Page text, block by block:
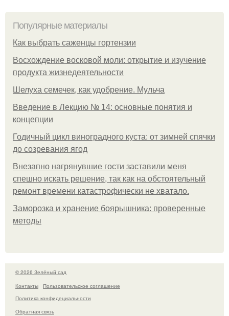
Популярные материалы
Как выбрать саженцы гортензии
Восхождение восковой моли: открытие и изучение
продукта жизнедеятельности
Шелуха семечек, как удобрение. Мульча
Введение в Лекцию № 14: основные понятия и
концепции
Годичный цикл виноградного куста: от зимней спячки
до созревания ягод
Внезапно нагрянувшие гости заставили меня
спешно искать решение, так как на обстоятельный
ремонт времени катастрофически не хватало.
Заморозка и хранение боярышника: проверенные
методы
© 2026 Зелёный сад
Контакты
Пользовательское соглашение
Политика конфидециальности
Обратная связь